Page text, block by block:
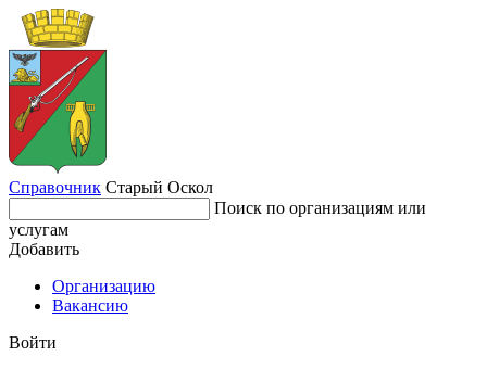
Справочник Старый Оскол
Поиск по организациям или
услугам
Добавить
Организацию
Вакансию
Войти